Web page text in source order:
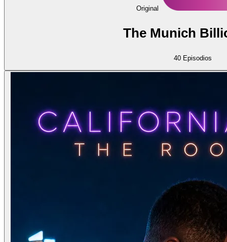
Original
The Munich
40 Episodios